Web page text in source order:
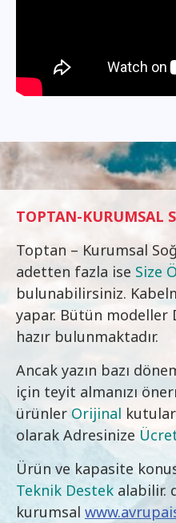
TOPTAN-KURUMSAL
Toptan – Kurumsal
adetten fazla ise Size
bulunabilirsiniz.
yapar. Bütün modeller
hazır bulunmaktadır.
Ancak yazın bazı
için teyit almanızı
ürünler Orijinal
olarak Adresinize
Ürün ve kapasite
Teknik Destek alabilir.
kurumsal